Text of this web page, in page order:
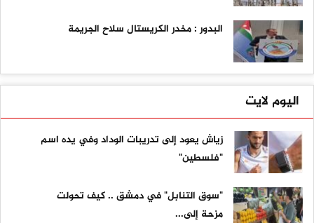
البدور : مخدر الكريستال سلاح الجريمة
اليوم لايت
زياش يعود إلى تدريبات الوداد وفي يده اسم
"فلسطين"
"سوق التنابل" في دمشق .. كيف تحولت
مزحة إلى...